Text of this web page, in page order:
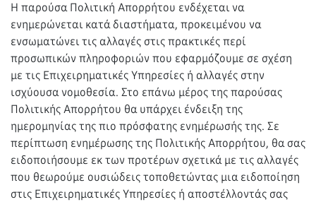
Η παρούσα Πολιτική Απορρήτου ενδέχεται να
ενημερώνεται κατά διαστήματα, προκειμένου να
ενσωματώνει τις αλλαγές στις πρακτικές περί
προσωπικών πληροφοριών που εφαρμόζουμε σε σχέση
με τις Επιχειρηματικές Υπηρεσίες ή αλλαγές στην
ισχύουσα νομοθεσία. Στο επάνω μέρος της παρούσας
Πολιτικής Απορρήτου θα υπάρχει ένδειξη της
ημερομηνίας της πιο πρόσφατης ενημέρωσής της. Σε
περίπτωση ενημέρωσης της Πολιτικής Απορρήτου, θα σας
ειδοποιήσουμε εκ των προτέρων σχετικά με τις αλλαγές
που θεωρούμε ουσιώδεις τοποθετώντας μια ειδοποίηση
στις Επιχειρηματικές Υπηρεσίες ή αποστέλλοντάς σας